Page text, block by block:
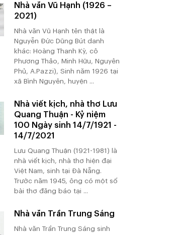
Nhà văn Vũ Hạnh (1926 –
2021)
Nhà văn Vũ Hạnh tên thật là
Nguyễn Đức Dũng Bút danh
khác: Hoàng Thanh Kỳ, cô
Phương Thảo, Minh Hữu, Nguyên
Phủ, A.Pazzi), Sinh năm 1926 tại
xã Bình Nguyên, huyện ...
Nhà viết kịch, nhà thơ Lưu
Quang Thuận - Kỷ niệm
100 Ngày sinh 14/7/1921 -
14/7/2021
Lưu Quang Thuận (1921-1981) là
nhà viết kịch, nhà thơ hiện đại
Việt Nam, sinh tại Đà Nẵng.
Trước năm 1945, ông có một số
bài thơ đăng báo tại ...
Nhà văn Trần Trung Sáng
Nhà văn Trần Trung Sáng sinh